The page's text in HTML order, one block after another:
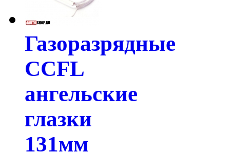
Газоразрядные
CCFL
ангельские
глазки
131мм